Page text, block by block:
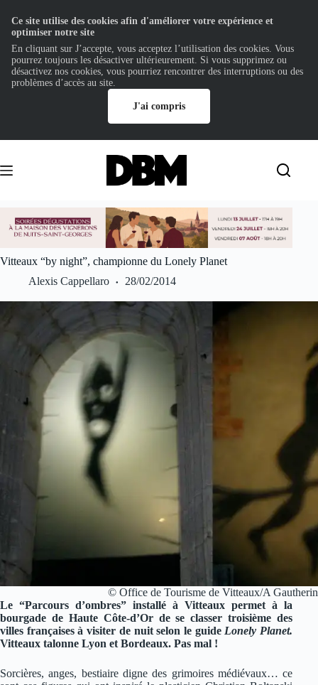
contenu
Vitteaux “by night”, championne du Lonely Planet
Alexis Cappellaro
28/02/2014
© Office de Tourisme de Vitteaux/A Gautherin
Le “Parcours d’ombres” installé à Vitteaux permet à la
bourgade de Haute Côte-d’Or de se classer troisième des
villes françaises à visiter de nuit selon le guideLonely Planet.
Vitteaux talonne Lyon et Bordeaux. Pas mal !
Sorcières, anges, bestiaire digne des grimoires médiévaux… ce
Ce site utilise des cookies afin d'améliorer votre expérience et
optimiser notre site
En cliquant sur J’accepte, vous acceptez l’utilisation des cookies. Vous
pourrez toujours les désactiver ultérieurement. Si vous supprimez ou
désactivez nos cookies, vous pourriez rencontrer des interruptions ou des
problèmes d’accès au site.
J'ai compris